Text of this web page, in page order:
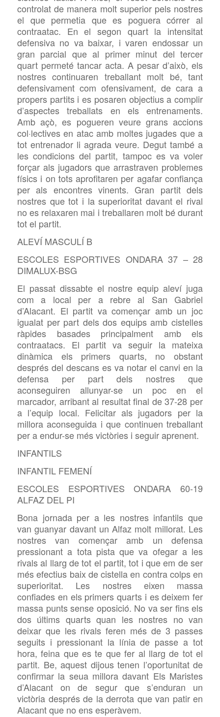
controlat de manera molt superior pels nostres
el que permetia que es poguera córrer al
contraatac. En el segon quart la intensitat
defensiva no va baixar, i varen endossar un
gran parcial que al primer minut del tercer
quart permeté tancar acta. A pesar d’això, els
nostres continuaren treballant molt bé, tant
defensivament com ofensivament, de cara a
propers partits i es posaren objectius a complir
d’aspectes treballats en els entrenaments.
Amb açò, es pogueren veure grans accions
col·lectives en atac amb moltes jugades que a
tot entrenador li agrada veure. Degut també a
les condicions del partit, tampoc es va voler
forçar als jugadors que arrastraven problemes
físics i on tots aprofitaren per agafar confiança
per als encontres vinents. Gran partit dels
nostres que tot i la superioritat davant el rival
no es relaxaren mai i treballaren molt bé durant
tot el partit.
ALEVÍ MASCULÍ B
ESCOLES ESPORTIVES ONDARA 37 – 28
DIMALUX-BSG
El passat dissabte el nostre equip aleví juga
com a local per a rebre al San Gabriel
d’Alacant. El partit va començar amb un joc
igualat per part dels dos equips amb cistelles
ràpides basades principalment amb els
contraatacs. El partit va seguir la mateixa
dinàmica els primers quarts, no obstant
després del descans es va notar el canvi en la
defensa per part dels nostres que
aconseguiren allunyar-se un poc en el
marcador, arribant al resultat final de 37-28 per
a l’equip local. Felicitar als jugadors per la
millora aconseguida i que continuen treballant
per a endur-se més victòries i seguir aprenent.
INFANTILS
INFANTIL FEMENÍ
ESCOLES ESPORTIVES ONDARA 60-19
ALFAZ DEL PI
Bona jornada per a les nostres infantils que
van guanyar davant un Alfaz molt millorat. Les
nostres van començar amb un defensa
pressionant a tota pista que va ofegar a les
rivals al llarg de tot el partit, tot i que em de ser
més efectius baix de cistella en contra colps en
superioritat. Les nostres eixen massa
confiades en els primers quarts i es deixem fer
massa punts sense oposició. No va ser fins els
dos últims quarts quan les nostres no van
deixar que les rivals feren més de 3 passes
seguits i pressionant la línia de passe a tot
hora, feina que es te que fer al llarg de tot el
partit. Be, aquest dijous tenen l’oportunitat de
confirmar la seua millora davant Els Maristes
d’Alacant on de segur que s’enduran un
victòria després de la derrota que van patir en
Alacant que no ens esperàvem.